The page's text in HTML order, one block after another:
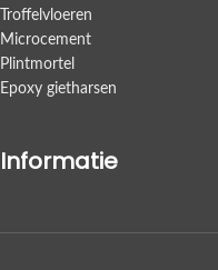
Troffelvloeren
Microcement
Plintmortel
Epoxy gietharsen
Informatie